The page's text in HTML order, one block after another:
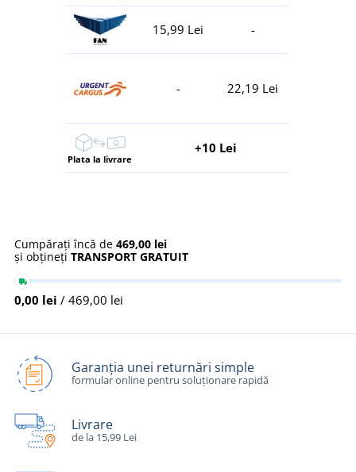
15,99 Lei -
- 22,19 Lei
Plata la livrare
+10 Lei
Cumpărați încă de 469,00 lei
și obțineți TRANSPORT GRATUIT
0,00 lei / 469,00 lei
Garanția unei returnări simple
formular online pentru soluționare rapidă
Livrare
de la 15,99 Lei